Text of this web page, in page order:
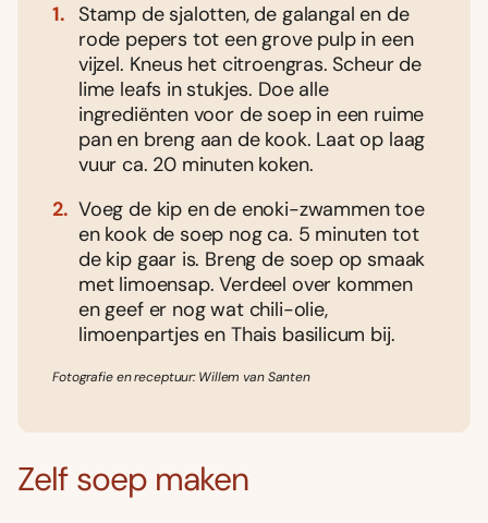
Stamp de sjalotten, de galangal en de
rode pepers tot een grove pulp in een
vijzel. Kneus het citroengras. Scheur de
lime leafs in stukjes. Doe alle
ingrediënten voor de soep in een ruime
pan en breng aan de kook. Laat op laag
vuur ca. 20 minuten koken.
Voeg de kip en de enoki-zwammen toe
en kook de soep nog ca. 5 minuten tot
de kip gaar is. Breng de soep op smaak
met limoensap. Verdeel over kommen
en geef er nog wat chili-olie,
limoenpartjes en Thais basilicum bij.
Fotografie en receptuur: Willem van Santen
Zelf soep maken